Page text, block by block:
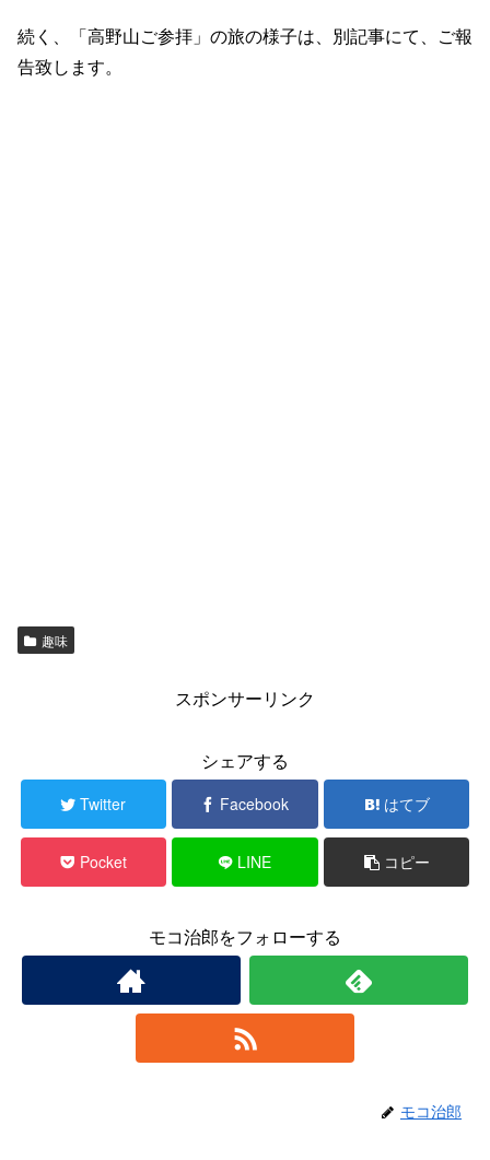
続く、「高野山ご参拝」の旅の様子は、別記事にて、ご報
告致します。
趣味
スポンサーリンク
シェアする
Twitter Facebook はてブ
Pocket LINE コピー
モコ治郎をフォローする
モコ治郎